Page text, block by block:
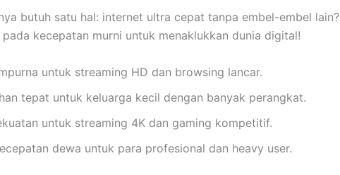
butuh satu hal: internet ultra cepat tanpa embel-embel lain?
kecepatan murni untuk menaklukkan dunia digital!
untuk streaming HD dan browsing lancar.
tepat untuk keluarga kecil dengan banyak perangkat.
untuk streaming 4K dan gaming kompetitif.
dewa untuk para profesional dan heavy user.